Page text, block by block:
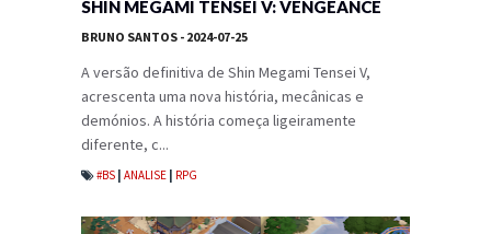
SHIN MEGAMI TENSEI V: VENGEANCE
BRUNO SANTOS - 2024-07-25
A versão definitiva de Shin Megami Tensei V,
acrescenta uma nova história, mecânicas e
demónios. A história começa ligeiramente
diferente, c...
#BS ANALISE RPG